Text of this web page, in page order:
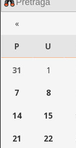
«
P U
31 1
7 8
14 15
21 22